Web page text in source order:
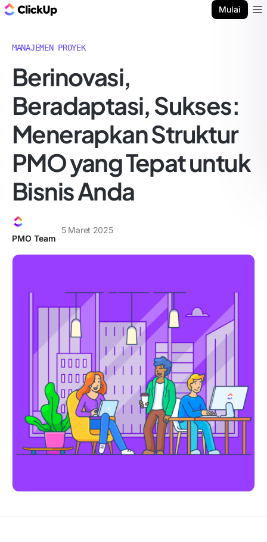
Mulai
MANAJEMEN PROYEK
Berinovasi,
Beradaptasi, Sukses:
Menerapkan Struktur
PMO yang Tepat untuk
Bisnis Anda
PMO Team
5 Maret 2025